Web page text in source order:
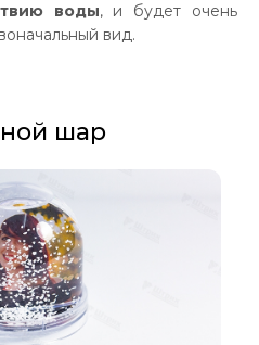
воды, и будет очень
вид.
шар